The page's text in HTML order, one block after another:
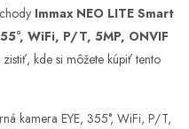
Immax NEO LITE Smart
WiFi, P/T, 5MP, ONVIF
kde si môžete kúpiť tento
kamera EYE, 355°, WiFi, P/T,